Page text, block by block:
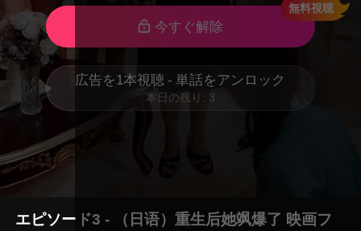
今すぐ解除
無料視聴
広告を1本視聴 - 単話をアンロック
本日の残り: 3
エピソード3 - （日语）重生后她飒爆了 映画フ